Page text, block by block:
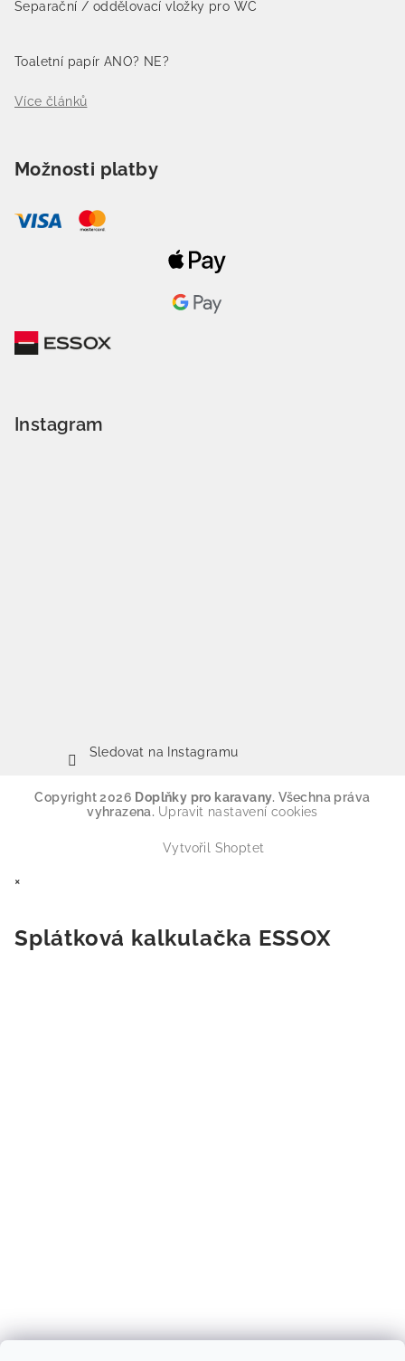
Separační / oddělovací vložky pro WC
Toaletní papír ANO? NE?
Více článků
Možnosti platby
Instagram
Sledovat na Instagramu
Copyright 2026 Doplňky pro karavany. Všechna práva
vyhrazena. Upravit nastavení cookies
Vytvořil Shoptet
×
Splátková kalkulačka ESSOX